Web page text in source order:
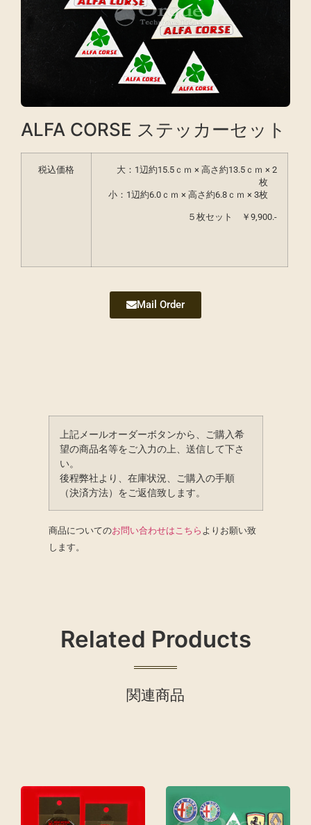
ALFA CORSE ステッカーセット
税込価格
大：1辺約15.5ｃｍ × 高さ約13.5ｃｍ × 2
枚
小：1辺約6.0ｃｍ × 高さ約6.8ｃｍ × 3枚
５枚セット ￥9,900.-
Mail Order
上記メールオーダーボタンから、ご購入希
望の商品名等をご入力の上、送信して下さ
い。
後程弊社より、在庫状況、ご購入の手順
（決済方法）をご返信致します。
商品についてのお問い合わせはこちら よりお願い致
します。
Related Products
関連商品